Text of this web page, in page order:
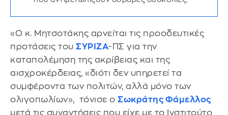
«Ο κ. Μητσοτάκης αρνείται τις προοδευτικές
προτάσεις του ΣΥΡΙΖΑ-ΠΣ για την
καταπολέμηση της ακρίβειας και της
αισχροκέρδειας, «διότι δεν υπηρετεί τα
συμφέροντα των πολιτών, αλλά μόνο των
ολιγοπωλίων», τόνισε ο Σωκράτης Φάμελλος
μετά τις συναντήσεις που είχε με το Ινστιτούτο